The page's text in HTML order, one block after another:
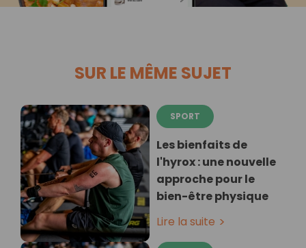
SUR LE MÊME SUJET
SPORT
Les bienfaits de
l'hyrox : une nouvelle
approche pour le
bien-être physique
Lire la suite